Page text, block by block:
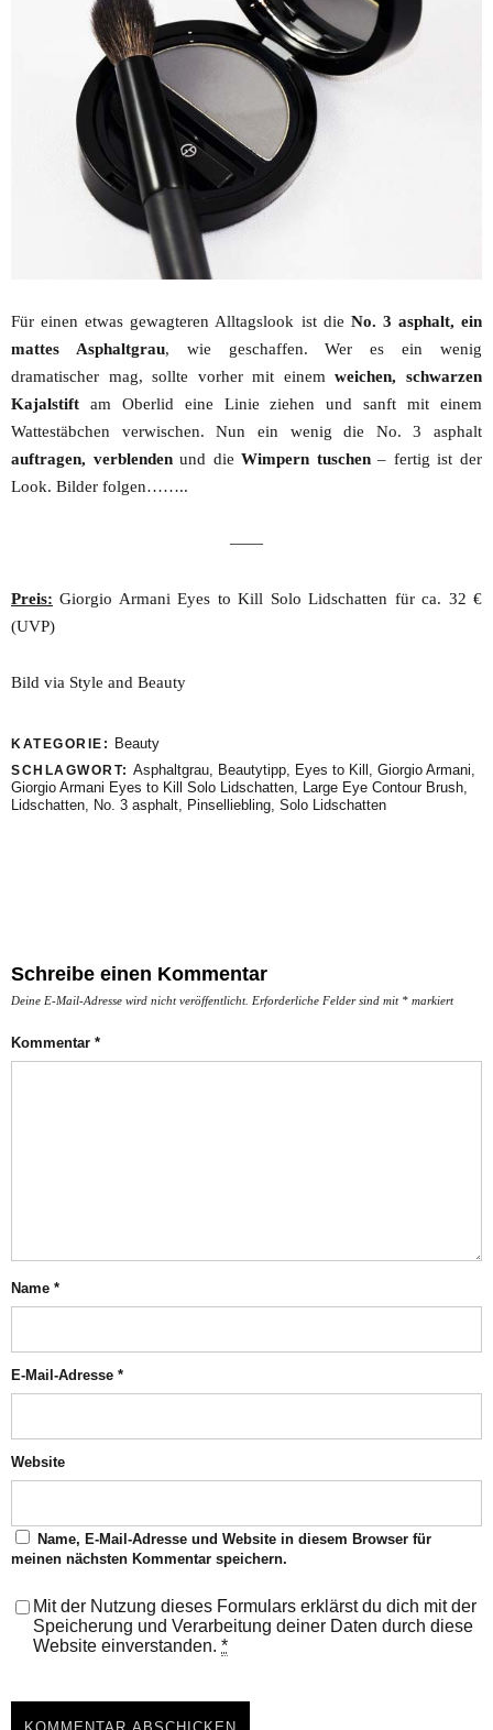
Für einen etwas gewagteren Alltagslook ist die No. 3 asphalt, ein
mattes Asphaltgrau, wie geschaffen. Wer es ein wenig
dramatischer mag, sollte vorher mit einemweichen, schwarzen
Kajalstift am Oberlid eine Linie ziehen und sanft mit einem
Wattestäbchen verwischen. Nun ein wenig die No. 3 asphalt
auftragen, verblendenund dieWimpern tuschen– fertig ist der
Look. Bilder folgen……..
——
Preis: Giorgio Armani Eyes to Kill Solo Lidschatten für ca. 32 €
(UVP)
Bild via Style and Beauty
KATEGORIE: Beauty
SCHLAGWORT: Asphaltgrau, Beautytipp, Eyes to Kill , Giorgio Armani,
Giorgio Armani Eyes to Kill Solo Lidschatten, Large Eye Contour Brush,
Lidschatten, No. 3 asphalt, Pinselliebling, Solo Lidschatten
Schreibe einen Kommentar
Deine E-Mail-Adresse wird nicht veröffentlicht. Erforderliche Felder sind mit * markiert
Kommentar *
Name *
E-Mail-Adresse *
Website
Name, E-Mail-Adresse und Website in diesem Browser für
meinen nächsten Kommentar speichern.
Mit der Nutzung dieses Formulars erklärst du dich mit der
Speicherung und Verarbeitung deiner Daten durch diese
Website einverstanden. *